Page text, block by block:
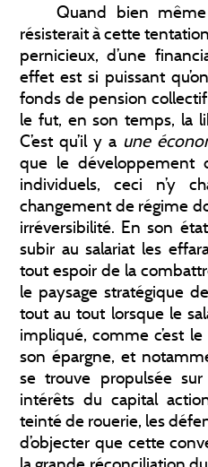
Quand bien même
résisterait à cette
pernicieux, d’une
effet est si puissant
fonds de pension
le fut, en son temps, la
C’est qu’il y a une
que le développement
individuels, ceci n’y
changement de régime
irréversibilité. En son
subir au salariat les
tout espoir de la
le paysage stratégique
tout au tout lorsque le
impliqué, comme c’est
son épargne, et
se trouve propulsée
intérêts du capital
teinté de rouerie, les
d’objecter que cette